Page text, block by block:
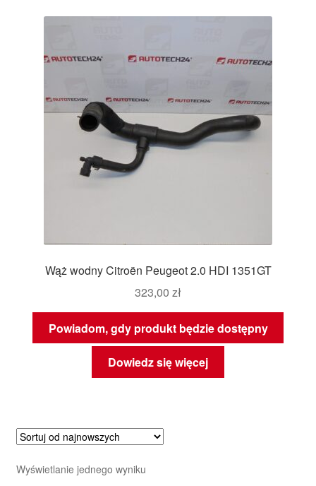
Wąż wodny Citroën Peugeot 2.0 HDI 1351GT
323,00 zł
Powiadom, gdy produkt będzie dostępny
Dowiedz się więcej
Wyświetlanie jednego wyniku